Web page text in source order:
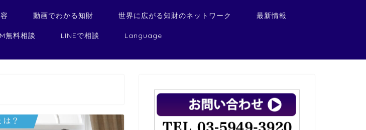
動画でわかる知財 世界に広がる知財のネットワーク 最新情報
無料相談 LINEで相談 Language